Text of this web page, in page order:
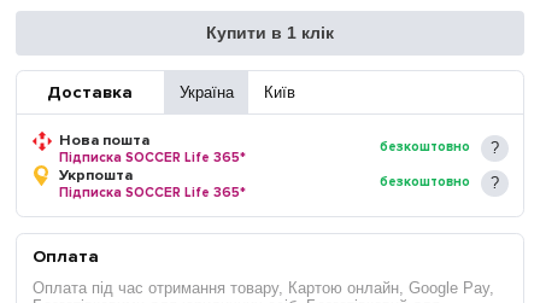
Купити в 1 клік
Доставка Україна Київ
Нова пошта
Підписка SOCCER Life 365*
безкоштовно
Укрпошта
Підписка SOCCER Life 365*
безкоштовно
Оплата
Оплата під час отримання товару, Картою онлайн, Google Pay,